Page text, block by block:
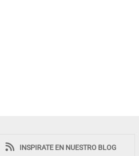
INSPIRATE EN NUESTRO BLOG